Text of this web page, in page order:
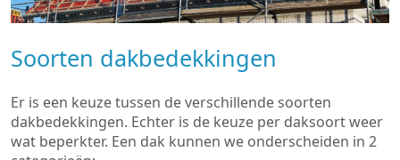
Soorten dakbedekkingen
Er is een keuze tussen de verschillende soorten
dakbedekkingen. Echter is de keuze per daksoort weer
wat beperkter. Een dak kunnen we onderscheiden in 2